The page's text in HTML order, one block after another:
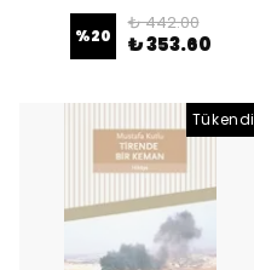
%20
₺ 442.00
₺ 353.60
Tükendi